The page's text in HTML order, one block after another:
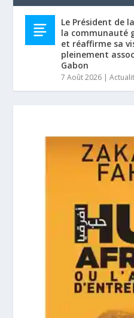
Le Président de
la communauté
et réaffirme sa
pleinement
Gabon
7 Août 2026 |